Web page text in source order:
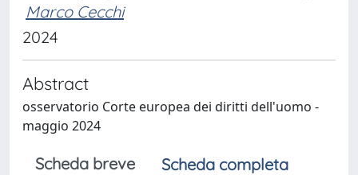
Marco Cecchi
2024
Abstract
osservatorio Corte europea dei diritti dell'uomo -
maggio 2024
Scheda breve
Scheda completa